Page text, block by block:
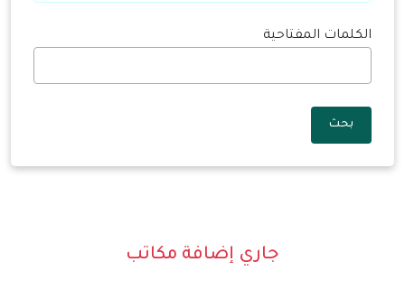
الكلمات المفتاحية
بحث
جاري إضافة مكاتب